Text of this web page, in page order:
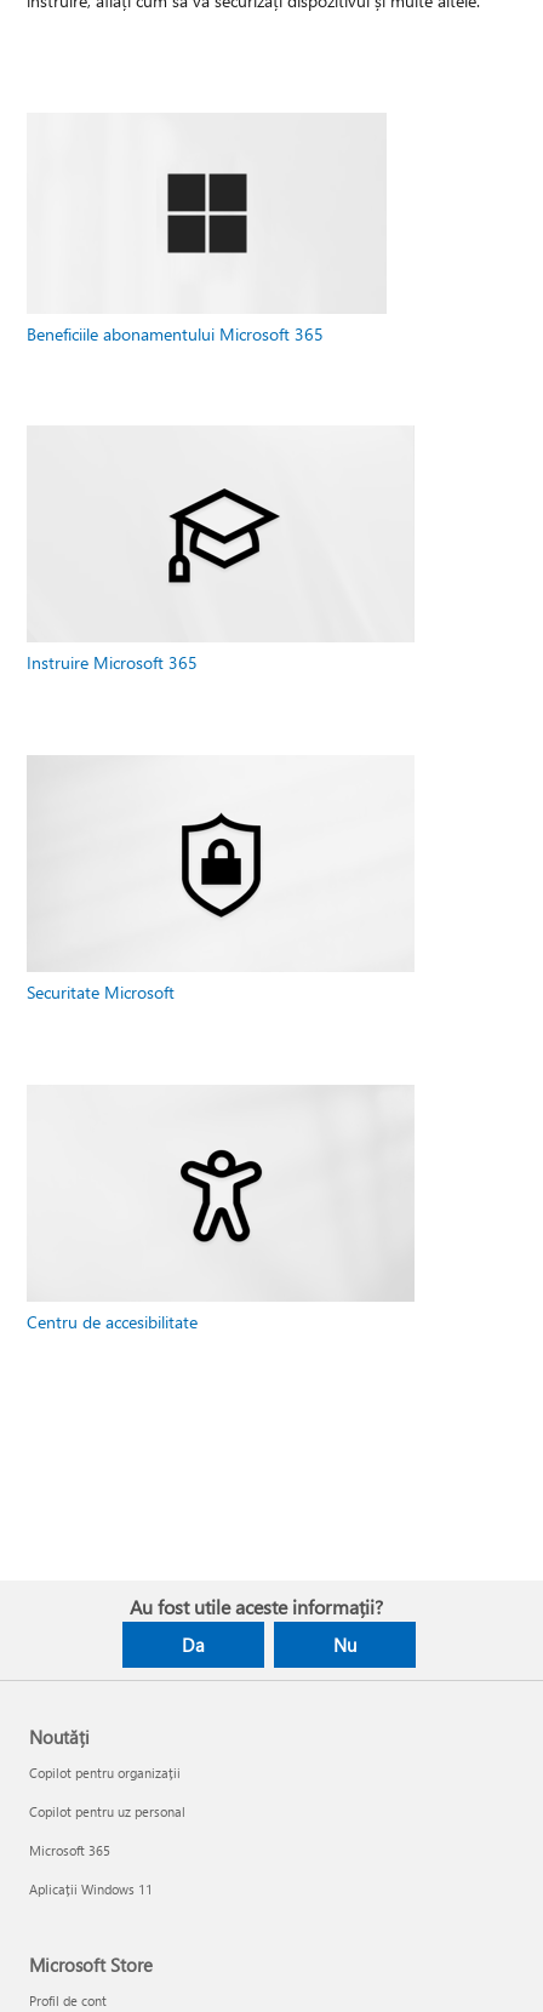
Beneficiile abonamentului Microsoft 365
Instruire Microsoft 365
Securitate Microsoft
Centru de accesibilitate
Au fost utile aceste informații?
Da Nu
Noutăți
Copilot pentru organizații
Copilot pentru uz personal
Microsoft 365
Aplicații Windows 11
Microsoft Store
Profil de cont